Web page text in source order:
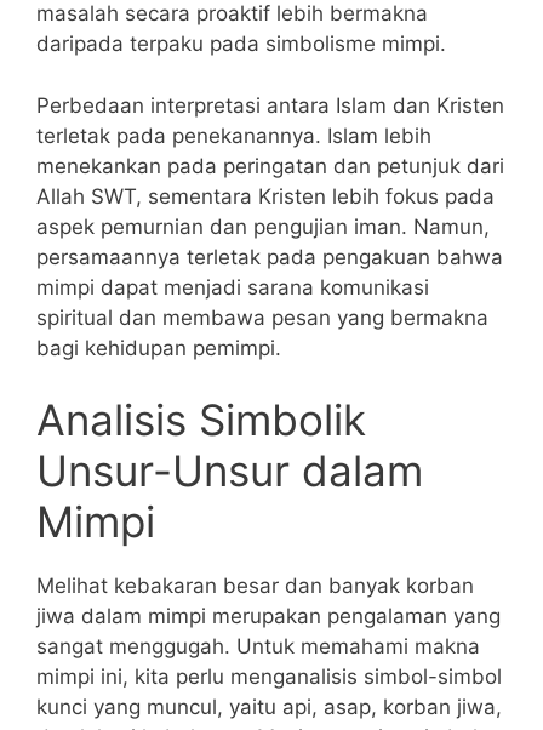
masalah secara proaktif lebih bermakna
daripada terpaku pada simbolisme mimpi.
Perbedaan interpretasi antara Islam dan Kristen
terletak pada penekanannya. Islam lebih
menekankan pada peringatan dan petunjuk dari
Allah SWT, sementara Kristen lebih fokus pada
aspek pemurnian dan pengujian iman. Namun,
persamaannya terletak pada pengakuan bahwa
mimpi dapat menjadi sarana komunikasi
spiritual dan membawa pesan yang bermakna
bagi kehidupan pemimpi.
Analisis Simbolik
Unsur-Unsur dalam
Mimpi
Melihat kebakaran besar dan banyak korban
jiwa dalam mimpi merupakan pengalaman yang
sangat menggugah. Untuk memahami makna
mimpi ini, kita perlu menganalisis simbol-simbol
kunci yang muncul, yaitu api, asap, korban jiwa,